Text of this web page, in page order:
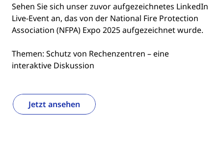
Sehen Sie sich unser zuvor aufgezeichnetes LinkedIn
Live-Event an, das von der National Fire Protection
Association (NFPA) Expo 2025 aufgezeichnet wurde.
Themen: Schutz von Rechenzentren – eine
interaktive Diskussion
Jetzt ansehen